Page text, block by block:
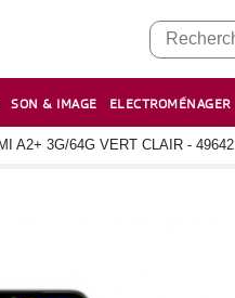
SON & IMAGE ELECTROMÉNAGER
A2+ 3G/64G VERT CLAIR - 49642